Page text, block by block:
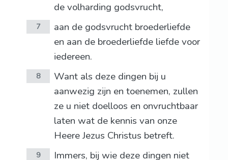
de volharding godsvrucht,
7
aan de godsvrucht broederliefde
en aan de broederliefde liefde voor
iedereen.
8
Want als deze dingen bij u
aanwezig zijn en toenemen, zullen
ze u niet doelloos en onvruchtbaar
laten wat de kennis van onze
Heere Jezus Christus betreft.
9 Immers, bij wie deze dingen niet